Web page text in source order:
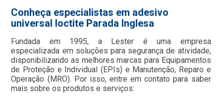
Conheça especialistas em adesivo
universal loctite Parada Inglesa
Fundada em 1995, a Lester é uma empresa
especializada em soluções para segurança de atividade,
disponibilizando as melhores marcas para Equipamentos
de Proteção e Individual (EPIs) e Manutenção, Reparo e
Operação (MRO). Por isso, entre em contato para saber
mais sobre os produtos e serviços: